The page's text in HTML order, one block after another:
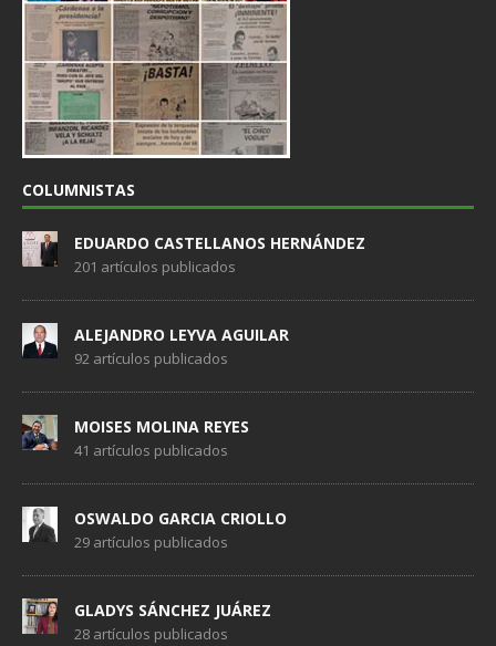
COLUMNISTAS
EDUARDO CASTELLANOS HERNÁNDEZ
201 artículos publicados
ALEJANDRO LEYVA AGUILAR
92 artículos publicados
MOISES MOLINA REYES
41 artículos publicados
OSWALDO GARCIA CRIOLLO
29 artículos publicados
GLADYS SÁNCHEZ JUÁREZ
28 artículos publicados